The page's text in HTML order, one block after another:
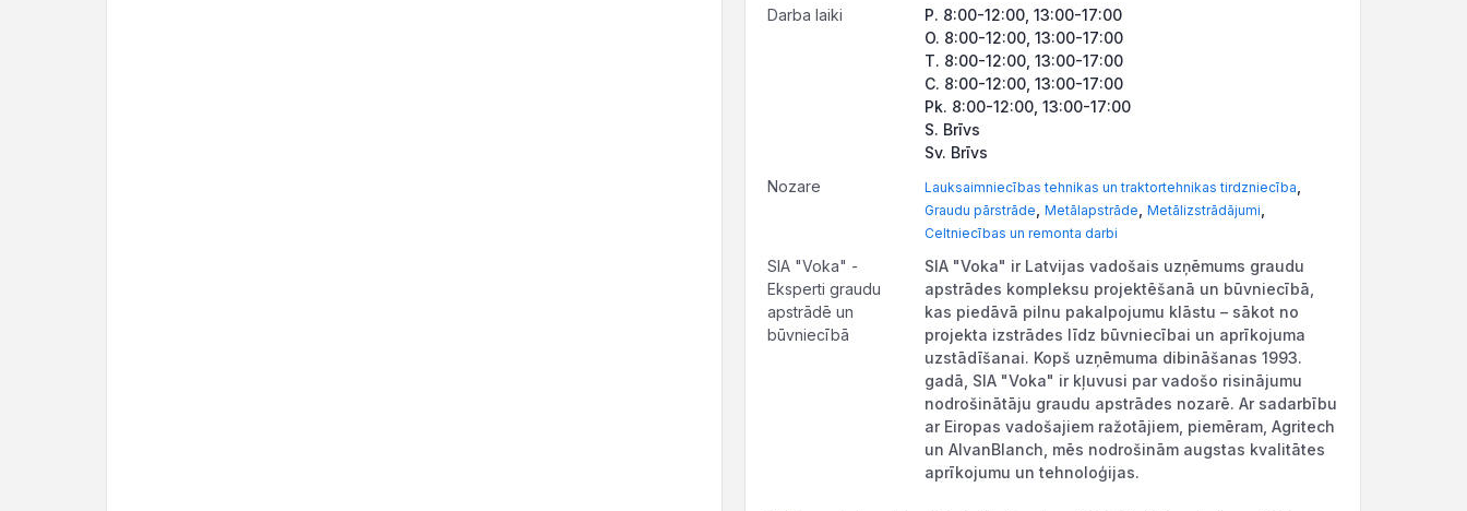
Darba laiki
P. 8:00-12:00, 13:00-17:00
O. 8:00-12:00, 13:00-17:00
T. 8:00-12:00, 13:00-17:00
C. 8:00-12:00, 13:00-17:00
Pk. 8:00-12:00, 13:00-17:00
S. Brīvs
Sv. Brīvs
Nozare
Lauksaimniecības tehnikas un traktortehnikas tirdzniecība
Graudu pārstrāde Metālapstrāde Metālizstrādājumi
Celtniecības un remonta darbi
SIA "Voka" -
Eksperti graudu
apstrādē un
būvniecībā
SIA "Voka" ir Latvijas vadošais uzņēmums graudu
apstrādes kompleksu projektēšanā un būvniecībā,
kas piedāvā pilnu pakalpojumu klāstu – sākot no
projekta izstrādes līdz būvniecībai un aprīkojuma
uzstādīšanai. Kopš uzņēmuma dibināšanas 1993.
gadā, SIA "Voka" ir kļuvusi par vadošo risinājumu
nodrošinātāju graudu apstrādes nozarē. Ar sadarbību
ar Eiropas vadošajiem ražotājiem, piemēram, Agritech
un AlvanBlanch, mēs nodrošinām augstas kvalitātes
aprīkojumu un tehnoloģijas.